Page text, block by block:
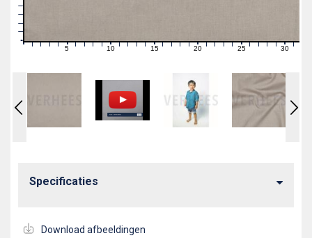
1 2 3 4 6 7 89 11121314 16171819 21222324 26272829 31
Specificaties
Download afbeeldingen